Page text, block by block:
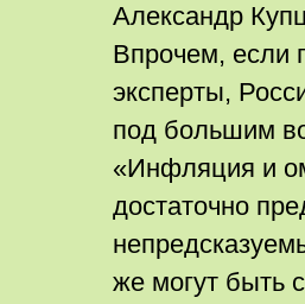
Александр
Впрочем, если
эксперты,
под большим
«Инфляция и
достаточно
же могут быть